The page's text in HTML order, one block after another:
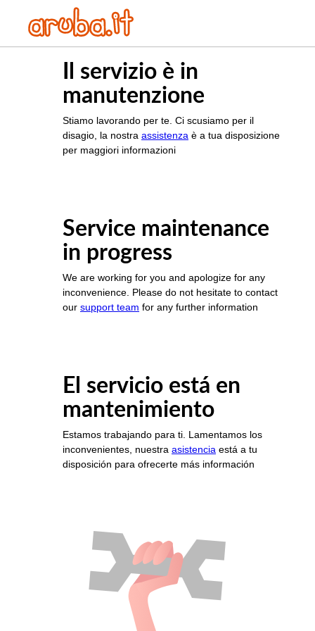
Il servizio è in
manutenzione
Stiamo lavorando per te. Ci scusiamo per il
disagio, la nostra assistenza è a tua disposizione
per maggiori informazioni
Service maintenance
in progress
We are working for you and apologize for any
inconvenience. Please do not hesitate to contact
our support team for any further information
El servicio está en
mantenimiento
Estamos trabajando para ti. Lamentamos los
inconvenientes, nuestra asistencia está a tu
disposición para ofrecerte más información